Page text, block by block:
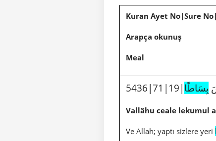
Kuran Ayet No|Sure
Arapça okunuş
Meal
بِسَاطًا
Vallâhu ceale lekumul
Ve Allah; yaptı sizlere yeri